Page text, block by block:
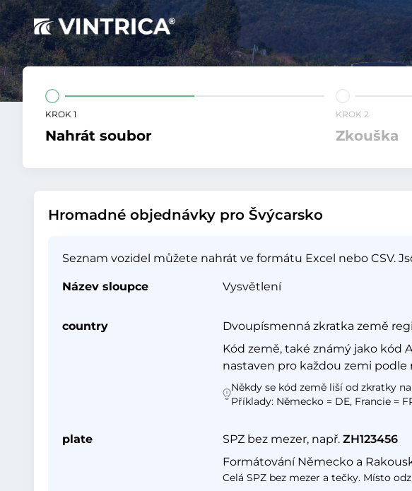
KROK 1
Nahrát soubor
KROK 2
Zkouška
Hromadné objednávky pro Švýcarsko
Seznam vozidel můžete nahrát ve formátu Excel nebo CSV.
Název sloupce Vysvětlení
country Dvoupísmenná zkratka země
Kód země, také známý jako kód
nastaven pro každou zemi podle
Někdy se kód země liší od zkratky
Příklady: Německo = DE, Francie =
plate SPZ bez mezer, např. ZH123456
Formátování Německo a
Celá SPZ bez mezer a tečky. Místo